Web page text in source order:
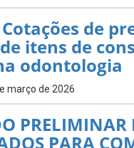
Cotações de
itens de
odontologia
março de 2026
PRELIMINAR
PARA